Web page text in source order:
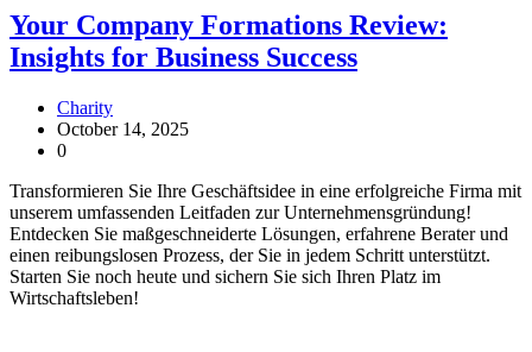
Your Company Formations Review:
Insights for Business Success
Charity
October 14, 2025
0
Transformieren Sie Ihre Geschäftsidee in eine erfolgreiche Firma mit
unserem umfassenden Leitfaden zur Unternehmensgründung!
Entdecken Sie maßgeschneiderte Lösungen, erfahrene Berater und
einen reibungslosen Prozess, der Sie in jedem Schritt unterstützt.
Starten Sie noch heute und sichern Sie sich Ihren Platz im
Wirtschaftsleben!